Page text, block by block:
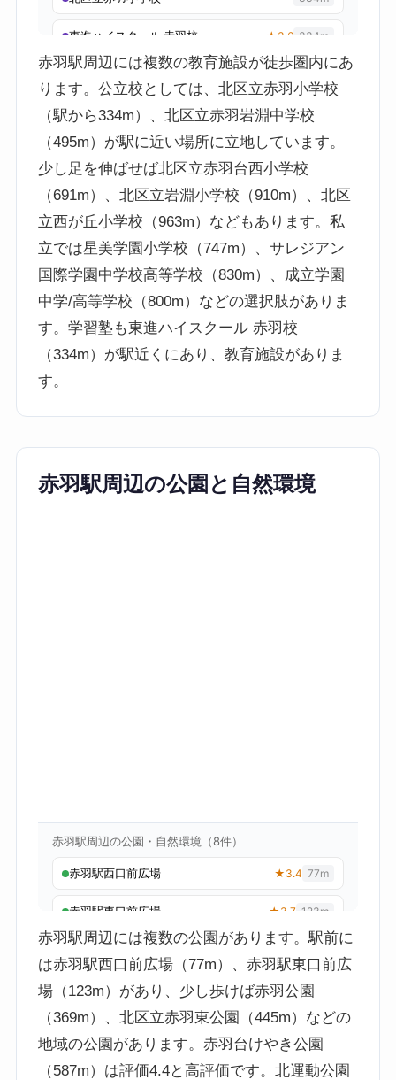
赤羽駅周辺には複数の教育施設が徒歩圏内にあ
ります。公立校としては、北区立赤羽小学校
（駅から334m）、北区立赤羽岩淵中学校
（495m）が駅に近い場所に立地しています。
少し足を伸ばせば北区立赤羽台西小学校
（691m）、北区立岩淵小学校（910m）、北区
立西が丘小学校（963m）などもあります。私
立では星美学園小学校（747m）、サレジアン
国際学園中学校高等学校（830m）、成立学園
中学/高等学校（800m）などの選択肢がありま
す。学習塾も東進ハイスクール 赤羽校
（334m）が駅近くにあり、教育施設がありま
す。
赤羽駅周辺の公園と自然環境
赤羽駅周辺には複数の公園があります。駅前に
は赤羽駅西口前広場（77m）、赤羽駅東口前広
場（123m）があり、少し歩けば赤羽公園
（369m）、北区立赤羽東公園（445m）などの
地域の公園があります。赤羽台けやき公園
（587m）は評価4.4と高評価です。北運動公園